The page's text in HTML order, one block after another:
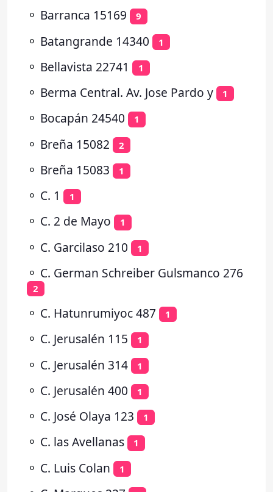
⚬ Barranca 15169 9
⚬ Batangrande 14340 1
⚬ Bellavista 22741 1
⚬ Berma Central. Av. Jose Pardo y 1
⚬ Bocapán 24540 1
⚬ Breña 15082 2
⚬ Breña 15083 1
⚬ C. 1 1
⚬ C. 2 de Mayo 1
⚬ C. Garcilaso 210 1
⚬ C. German Schreiber Gulsmanco 276
2
⚬ C. Hatunrumiyoc 487 1
⚬ C. Jerusalén 115 1
⚬ C. Jerusalén 314 1
⚬ C. Jerusalén 400 1
⚬ C. José Olaya 123 1
⚬ C. las Avellanas 1
⚬ C. Luis Colan 1